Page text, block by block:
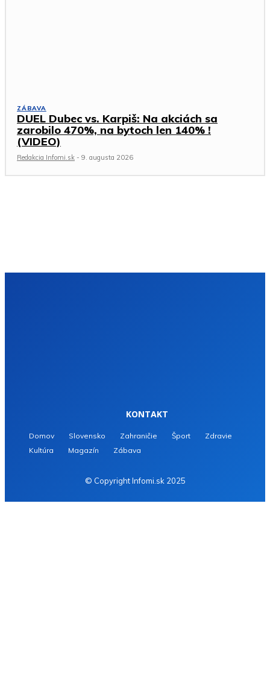
ZÁBAVA
DUEL Dubec vs. Karpiš: Na akciách sa
zarobilo 470%, na bytoch len 140% !
(VIDEO)
Redakcia Infomi.sk - 9. augusta 2026
KONTAKT
Domov Slovensko Zahraničie Šport
Zdravie
Kultúra
Magazín Zábava
© Copyright Infomi.sk 2025